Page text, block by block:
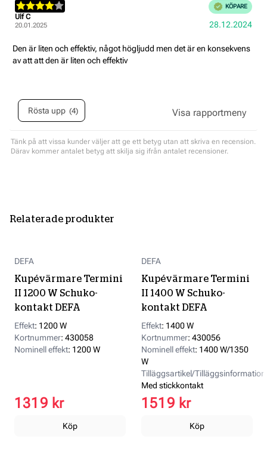
Recensionsförfattare:
Ulf C
20.01.2025
Recensionsbetyg:
4.0
utav
stjärnor
Bekräftad
KÖPARE
28.12.2024
Recensionstext:
Den är liten och effektiv, något högljudd men det är en konsekvens
av att att den är liten och effektiv
Rösta upp 4röst(er)
Tänk på att vissa kunder väljer att ge ett betyg utan att skriva en recension.
Därav kommer antalet betyg att skilja sig ifrån antalet recensioner.
Relaterade produkter
DEFA
Kupévärmare Termini
II 1200 W Schuko-
kontakt DEFA
Effekt: 1200 W
Kortnummer: 430058
Nominell effekt: 1200 W
1319 kr
Köp
DEFA
Kupévärmare Termini
II 1400 W Schuko-
kontakt DEFA
Effekt: 1400 W
Kortnummer: 430056
Nominell effekt: 1400 W/1350
W
Tilläggsartikel/Tilläggsinformation
Med stickkontakt
1519 kr
Köp